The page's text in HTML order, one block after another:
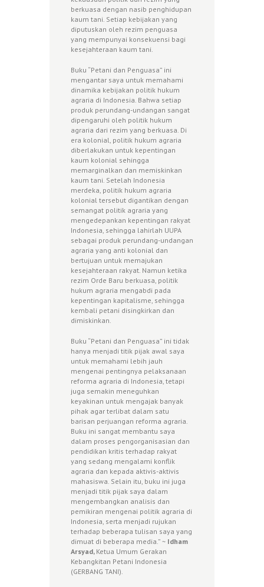
berkuasa dengan nasib penghidupan
kaum tani. Setiap kebijakan yang
diputuskan oleh rezim penguasa
yang mempunyai konsekuensi bagi
kesejahteraan kaum tani.
Buku “Petani dan Penguasa” ini
mengantar saya untuk memahami
dinamika kebijakan politik hukum
agraria di Indonesia. Bahwa setiap
produk perundang-undangan sangat
dipengaruhi oleh politik hukum
agraria dari rezim yang berkuasa. Di
era kolonial, politik hukum agraria
diberlakukan untuk kepentingan
kaum kolonial sehingga
memarginalkan dan memiskinkan
kaum tani. Setelah Indonesia
merdeka, politik hukum agraria
kolonial tersebut digantikan dengan
semangat politik agraria yang
mengedepankan kepentingan rakyat
Indonesia, sehingga lahirlah UUPA
sebagai produk perundang-undangan
agraria yang anti kolonial dan
bertujuan untuk memajukan
kesejahteraan rakyat. Namun ketika
rezim Orde Baru berkuasa, politik
hukum agraria mengabdi pada
kepentingan kapitalisme, sehingga
kembali petani disingkirkan dan
dimiskinkan.
Buku “Petani dan Penguasa” ini tidak
hanya menjadi titik pijak awal saya
untuk memahami lebih jauh
mengenai pentingnya pelaksanaan
reforma agraria di Indonesia, tetapi
juga semakin meneguhkan
keyakinan untuk mengajak banyak
pihak agar terlibat dalam satu
barisan perjuangan reforma agraria.
Buku ini sangat membantu saya
dalam proses pengorganisasian dan
pendidikan kritis terhadap rakyat
yang sedang mengalami konflik
agraria dan kepada aktivis-aktivis
mahasiswa. Selain itu, buku ini juga
menjadi titik pijak saya dalam
mengembangkan analisis dan
pemikiran mengenai politik agraria di
Indonesia, serta menjadi rujukan
terhadap beberapa tulisan saya yang
dimuat di beberapa media.” ~ Idham
Arsyad, Ketua Umum Gerakan
Kebangkitan Petani Indonesia
(GERBANG TANI).